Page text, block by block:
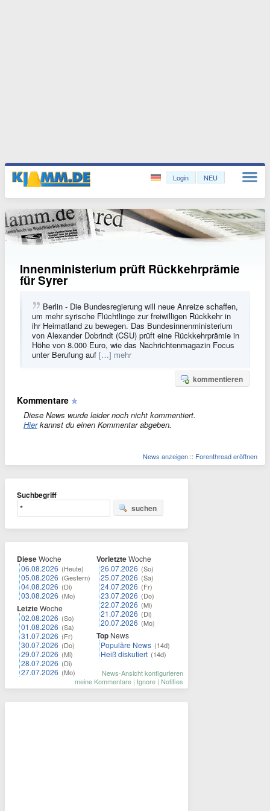
Login NEU
Innenministerium prüft Rückkehrprämie
für Syrer
Berlin - Die Bundesregierung will neue Anreize schaffen,
um mehr syrische Flüchtlinge zur freiwilligen Rückkehr in
ihr Heimatland zu bewegen. Das Bundesinnenministerium
von Alexander Dobrindt (CSU) prüft eine Rückkehrprämie in
Höhe von 8.000 Euro, wie das Nachrichtenmagazin Focus
unter Berufung auf […] mehr
kommentieren
Kommentare
Diese News wurde leider noch nicht kommentiert.
Hierkannst du einen Kommentar abgeben.
News anzeigen :: Forenthread eröffnen
Suchbegriff
suchen
DieseWoche
06.08.2026 (Heute)
05.08.2026 (Gestern)
04.08.2026 (Di)
03.08.2026 (Mo)
LetzteWoche
02.08.2026 (So)
01.08.2026 (Sa)
31.07.2026 (Fr)
30.07.2026 (Do)
29.07.2026 (Mi)
28.07.2026 (Di)
27.07.2026 (Mo)
VorletzteWoche
26.07.2026 (So)
25.07.2026 (Sa)
24.07.2026 (Fr)
23.07.2026 (Do)
22.07.2026 (Mi)
21.07.2026 (Di)
20.07.2026 (Mo)
Top News
Populäre News (14d)
Heiß diskutiert (14d)
News-Ansicht konfigurieren
meine Kommentare | Ignore | Notifies